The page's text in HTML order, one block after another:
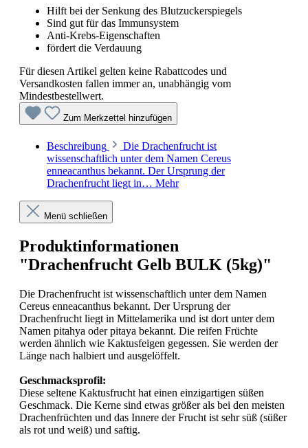
Hilft bei der Senkung des Blutzuckerspiegels
Sind gut für das Immunsystem
Anti-Krebs-Eigenschaften
fördert die Verdauung
Für diesen Artikel gelten keine Rabattcodes und
Versandkosten fallen immer an, unabhängig vom
Mindestbestellwert.
Zum Merkzettel hinzufügen
Beschreibung
Die Drachenfrucht ist
wissenschaftlich unter dem Namen Cereus
enneacanthus bekannt. Der Ursprung der
Drachenfrucht liegt in… Mehr
Menü schließen
Produktinformationen
"Drachenfrucht Gelb BULK (5kg)"
Die Drachenfrucht ist wissenschaftlich unter dem Namen
Cereus enneacanthus bekannt. Der Ursprung der
Drachenfrucht liegt in Mittelamerika und ist dort unter dem
Namen pitahya oder pitaya bekannt. Die reifen Früchte
werden ähnlich wie Kaktusfeigen gegessen. Sie werden der
Länge nach halbiert und ausgelöffelt.
Geschmacksprofil:
Diese seltene Kaktusfrucht hat einen einzigartigen süßen
Geschmack. Die Kerne sind etwas größer als bei den meisten
Drachenfrüchten und das Innere der Frucht ist sehr süß (süßer
als rot und weiß) und saftig.